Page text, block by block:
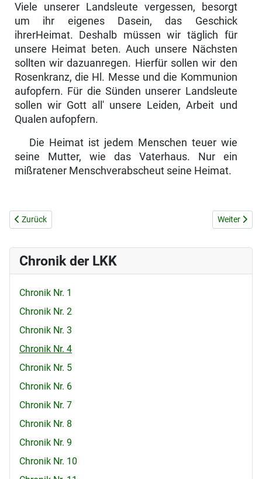
Viele unserer Landsleute vergessen, besorgt
um ihr eigenes Dasein, das Geschick
ihrerHeimat. Deshalb müssen wir täglich für
unsere Heimat beten. Auch unsere Nächsten
sollten wir dazuanregen. Hierfür sollen wir den
Rosenkranz, die Hl. Messe und die Kommunion
aufopfern. Für die Sünden unserer Landsleute
sollen wir Gott all' unsere Leiden, Arbeit und
Qualen aufopfern.
Die Heimat ist jedem Menschen teuer wie
seine Mutter, wie das Vaterhaus. Nur ein
mißratener Menschverabscheut seine Heimat.
Vorheriger Beitrag: Bekämpfung der kirchlichen Feiertage
Zurück Nächster
Weiter
Chronik der LKK
Chronik Nr. 1
Chronik Nr. 2
Chronik Nr. 3
Chronik Nr. 4
Chronik Nr. 5
Chronik Nr. 6
Chronik Nr. 7
Chronik Nr. 8
Chronik Nr. 9
Chronik Nr. 10